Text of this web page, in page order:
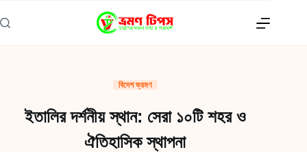
to
content
বিদেশ ভ্রমণ
ইতালির দর্শনীয় স্থান: সেরা ১০টি শহর ও
ঐতিহাসিক স্থাপনা